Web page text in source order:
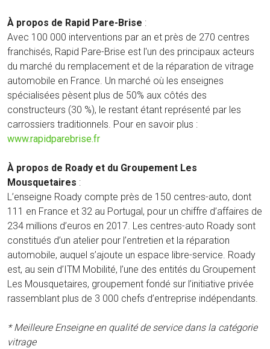
À propos de Rapid Pare-Brise :
Avec 100 000 interventions par an et près de 270 centres
franchisés, Rapid Pare-Brise est l'un des principaux acteurs
du marché du remplacement et de la réparation de vitrage
automobile en France. Un marché où les enseignes
spécialisées pèsent plus de 50% aux côtés des
constructeurs (30 %), le restant étant représenté par les
carrossiers traditionnels. Pour en savoir plus :
www.rapidparebrise.fr
À propos de Roady et du Groupement Les
Mousquetaires :
L’enseigne Roady compte près de 150 centres-auto, dont
111 en France et 32 au Portugal, pour un chiffre d’affaires de
234 millions d’euros en 2017. Les centres-auto Roady sont
constitués d’un atelier pour l’entretien et la réparation
automobile, auquel s’ajoute un espace libre-service. Roady
est, au sein d’ITM Mobilité, l’une des entités du Groupement
Les Mousquetaires, groupement fondé sur l’initiative privée
rassemblant plus de 3 000 chefs d’entreprise indépendants.
* Meilleure Enseigne en qualité de service dans la catégorie
vitrage